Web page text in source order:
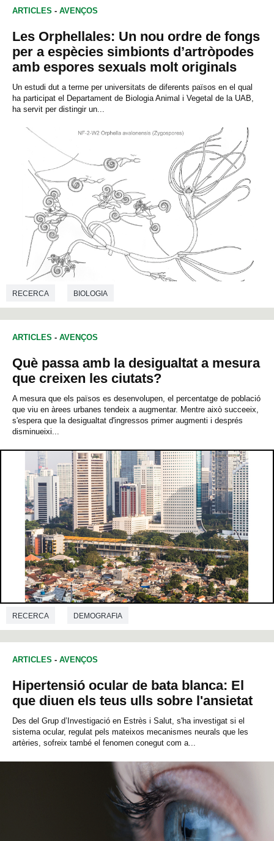
ARTICLES - AVENÇOS
Les Orphellales: Un nou ordre de fongs
per a espècies simbionts d’artròpodes
amb espores sexuals molt originals
Un estudi dut a terme per universitats de diferents països en el qual
ha participat el Departament de Biologia Animal i Vegetal de la UAB,
ha servit per distingir un...
RECERCA BIOLOGIA
ARTICLES - AVENÇOS
Què passa amb la desigualtat a mesura
que creixen les ciutats?
A mesura que els països es desenvolupen, el percentatge de població
que viu en àrees urbanes tendeix a augmentar. Mentre això succeeix,
s'espera que la desigualtat d'ingressos primer augmenti i després
disminueixi...
RECERCA DEMOGRAFIA
ARTICLES - AVENÇOS
Hipertensió ocular de bata blanca: El
que diuen els teus ulls sobre l'ansietat
Des del Grup d’Investigació en Estrès i Salut, s'ha investigat si el
sistema ocular, regulat pels mateixos mecanismes neurals que les
artèries, sofreix també el fenomen conegut com a...